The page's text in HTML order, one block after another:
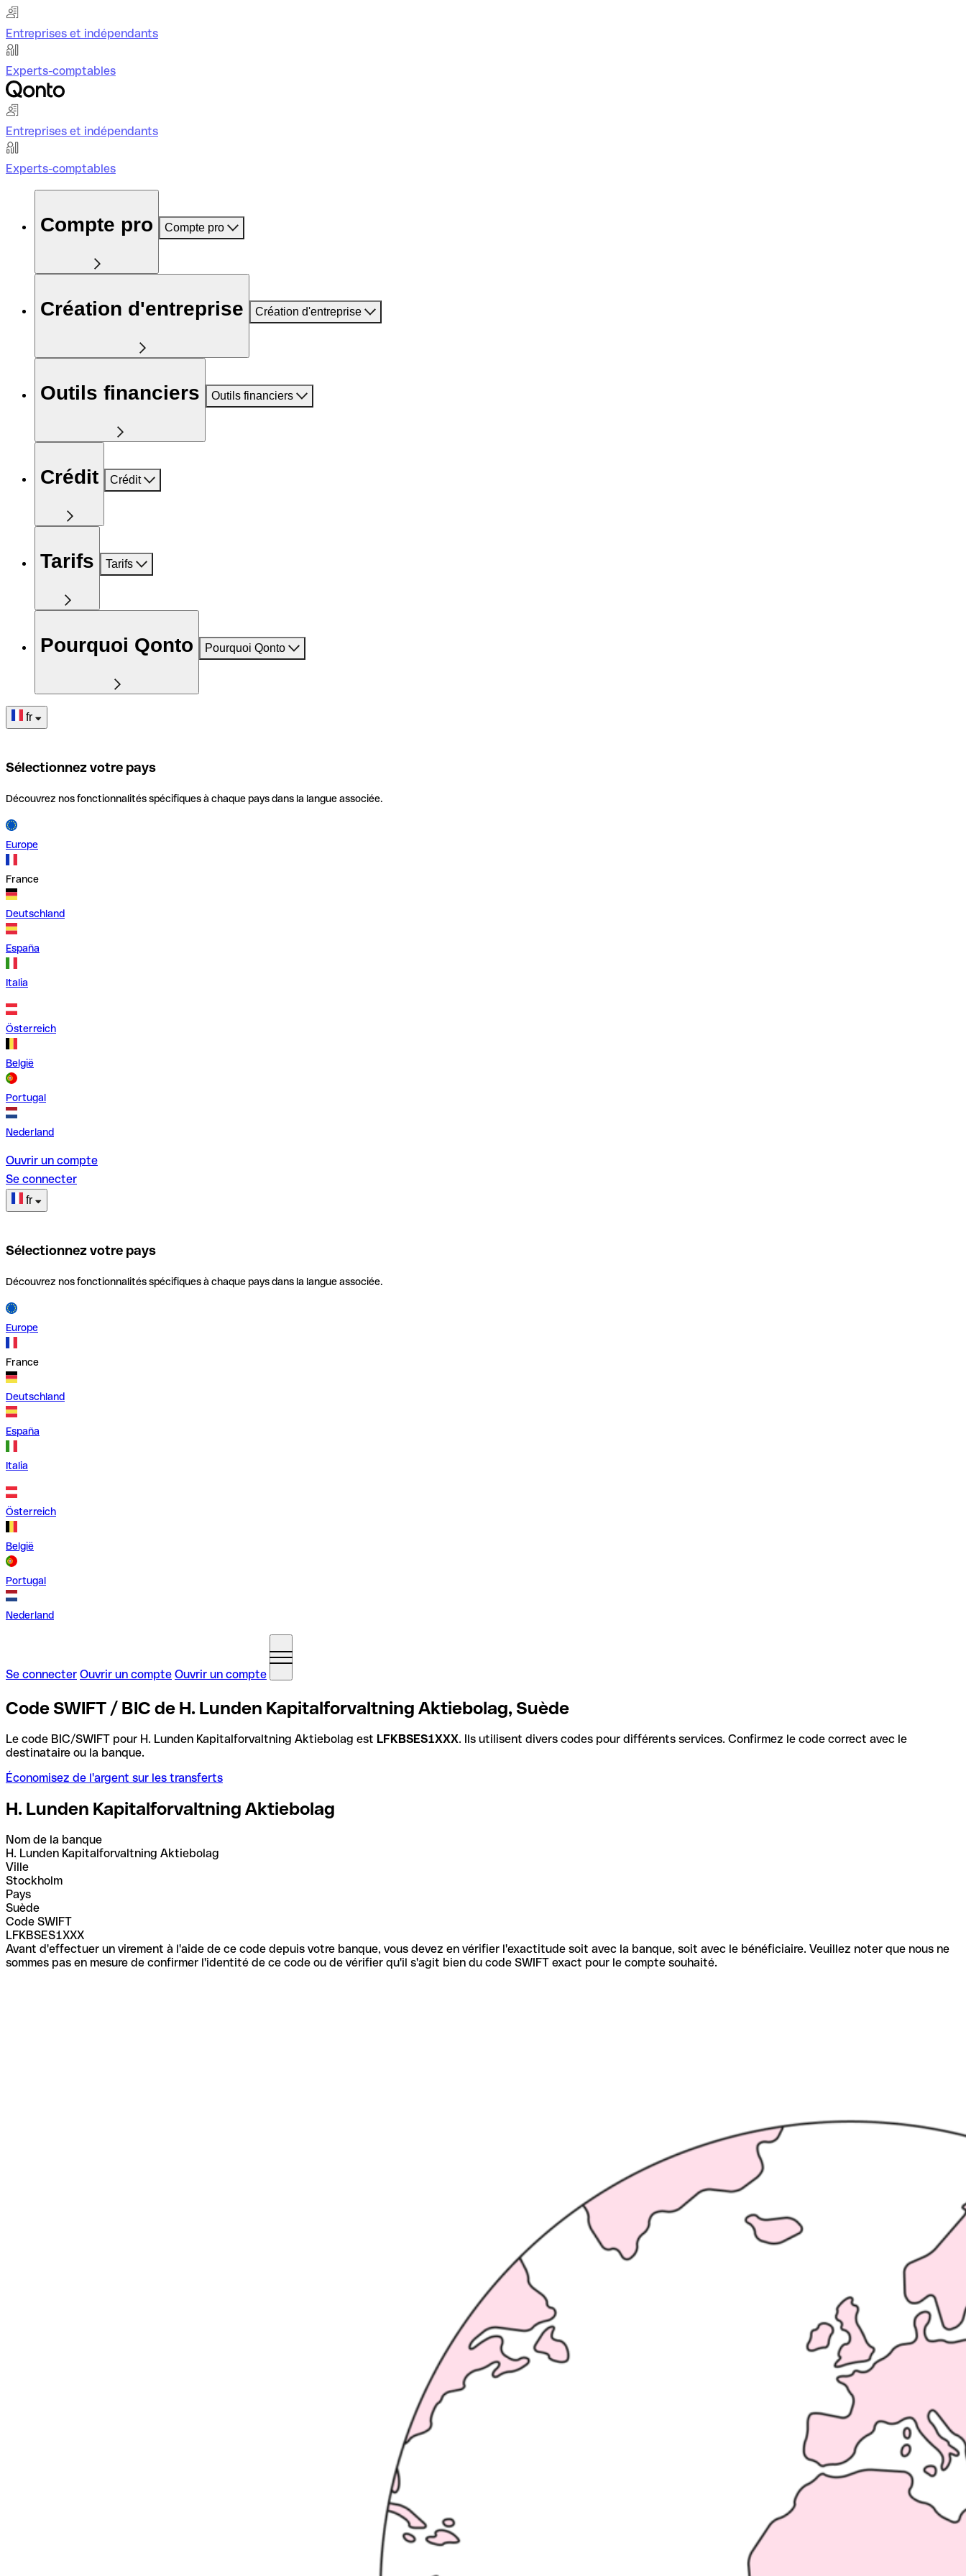
Entreprises et indépendants
Experts-comptables
Entreprises et indépendants
Experts-comptables
Compte pro Compte pro
Création d'entreprise Création d'entreprise
Outils financiers Outils financiers
Crédit Crédit
Tarifs Tarifs
Pourquoi Qonto Pourquoi Qonto
fr
Sélectionnez votre pays
Découvrez nos fonctionnalités spécifiques à chaque pays dans la langue associée.
Europe
France
Deutschland
España
Italia
Österreich
België
Portugal
Nederland
Ouvrir un compte
Se connecter
fr
Sélectionnez votre pays
Découvrez nos fonctionnalités spécifiques à chaque pays dans la langue associée.
Europe
France
Deutschland
España
Italia
Österreich
België
Portugal
Nederland
Se connecter Ouvrir un compte Ouvrir un compte
Code SWIFT / BIC de H. Lunden Kapitalforvaltning Aktiebolag, Suède
Le code BIC/SWIFT pour H. Lunden Kapitalforvaltning Aktiebolag est LFKBSES1XXX. Ils utilisent divers codes pour différents services. Confirmez le code correct avec le
destinataire ou la banque.
Économisez de l'argent sur les transferts
H. Lunden Kapitalforvaltning Aktiebolag
Nom de la banque
H. Lunden Kapitalforvaltning Aktiebolag
Ville
Stockholm
Pays
Suède
Code SWIFT
LFKBSES1XXX
Avant d'effectuer un virement à l'aide de ce code depuis votre banque, vous devez en vérifier l'exactitude soit avec la banque, soit avec le bénéficiaire. Veuillez noter que nous ne
sommes pas en mesure de confirmer l'identité de ce code ou de vérifier qu'il s'agit bien du code SWIFT exact pour le compte souhaité.